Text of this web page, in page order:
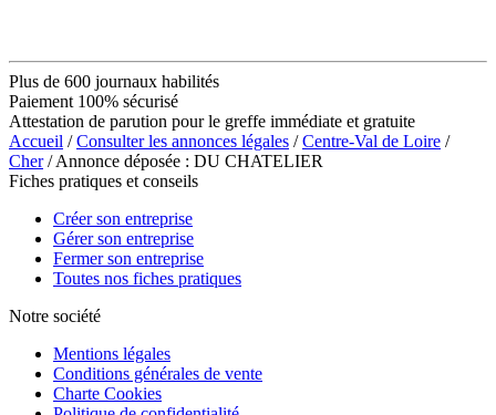
Plus de 600 journaux habilités
Paiement 100% sécurisé
Attestation de parution pour le greffe immédiate et gratuite
Accueil /Consulter les annonces légales /Centre-Val de Loire /
Cher/ Annonce déposée : DU CHATELIER
Fiches pratiques et conseils
Créer son entreprise
Gérer son entreprise
Fermer son entreprise
Toutes nos fiches pratiques
Notre société
Mentions légales
Conditions générales de vente
Charte Cookies